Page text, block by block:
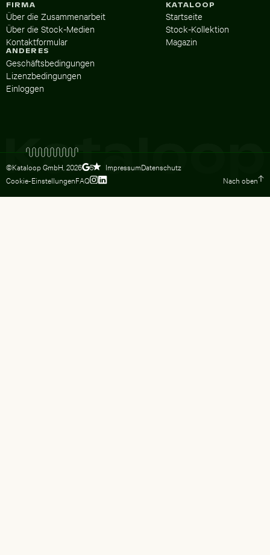
KATALOOP
Startseite
Stock-Kollektion
Magazin
FIRMA
Über die Zusammenarbeit
Über die Stock-Medien
Kontaktformular
ANDERES
Geschäftsbedingungen
Lizenzbedingungen
Einloggen
©Kataloop GmbH, 2026 5 ImpressumDatenschutz
Cookie-EinstellungenFAQ Nach oben